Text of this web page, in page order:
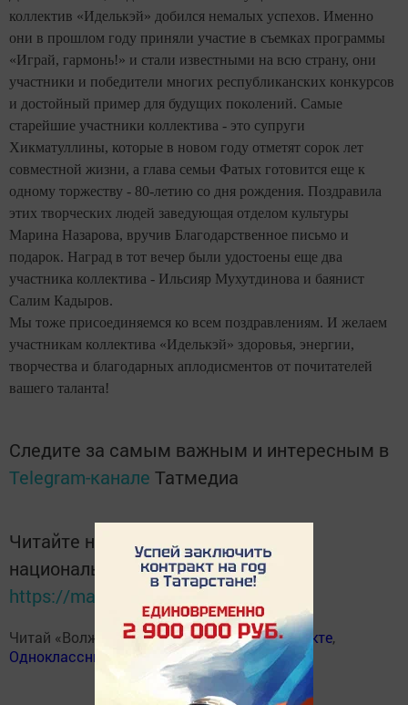
коллектив «Иделькэй» добился немалых успехов. Именно
они в прошлом году приняли участие в съемках программы
«Играй, гармонь!» и стали известными на всю страну, они
участники и победители многих республиканских конкурсов
и достойный пример для будущих поколений. Самые
старейшие участники коллектива - это супруги
Хикматуллины, которые в новом году отметят сорок лет
совместной жизни, а глава семьи Фатых готовится еще к
одному торжеству - 80-летию со дня рождения. Поздравила
этих творческих людей заведующая отделом культуры
Марина Назарова, вручив Благодарственное письмо и
подарок. Наград в тот вечер были удостоены еще два
участника коллектива - Ильсияр Мухутдинова и баянист
Салим Кадыров.
Мы тоже присоединяемся ко всем поздравлениям. И желаем
участникам коллектива «Иделькэй» здоровья, энергии,
творчества и благодарных аплодисментов от почитателей
вашего таланта!
Следите за самым важным и интересным в
Telegram-канале Татмедиа
Читайте новости Татарстана в
национальном мессенджере MАХ:
https://max.ru/tatmedia
Читай «Волжскую новь» вТелеграм,Вконтакте,
Одноклассники
Дзен